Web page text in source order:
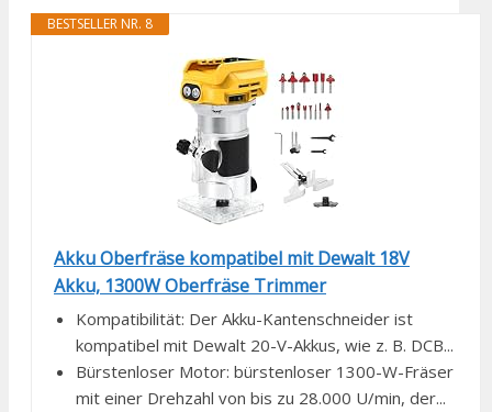
BESTSELLER NR. 8
Akku Oberfräse kompatibel mit Dewalt 18V
Akku, 1300W Oberfräse Trimmer
Kompatibilität: Der Akku-Kantenschneider ist
kompatibel mit Dewalt 20-V-Akkus, wie z. B. DCB...
Bürstenloser Motor: bürstenloser 1300-W-Fräser
mit einer Drehzahl von bis zu 28.000 U/min, der...